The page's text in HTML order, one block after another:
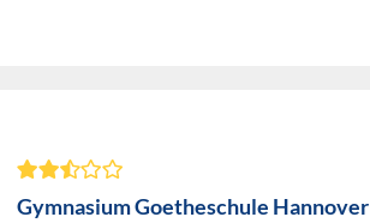
Gymnasium Goetheschule Hannover